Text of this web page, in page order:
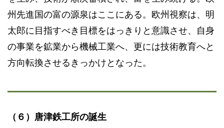
州先進国の富の源泉はここにある。欧州視察は、明
太郎に目指すべき目標をはっきりと意識させ、自身
の事業を鉱業から機械工業へ、更には技術教育へと
方向転換させるきっかけとなった。
（６）唐津鉄工所の誕生